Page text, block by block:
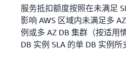
服务抵扣额度按照在未满足
影响 AWS 区域内未满足多
例或多 AZ DB 集群（按适用
DB 实例 SLA 的单 DB 实例所